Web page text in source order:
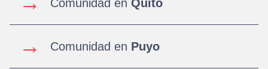
Comunidad en Quito
→ Comunidad en Puyo